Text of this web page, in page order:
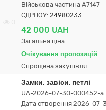
Військова частина А7147
ЄДРПОУ: 24980233
42 000 UAH
Загальна ціна
Очікування пропозицій
Спрощена закупівля
Замки, завіси, петлі
UA-2026-07-30-000452-a
Дата створення 2026-07-